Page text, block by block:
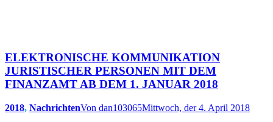
ELEKTRONISCHE KOMMUNIKATION
JURISTISCHER PERSONEN MIT DEM
FINANZAMT AB DEM 1. JANUAR 2018
2018, NachrichtenVon dan103065Mittwoch, der 4. April 2018